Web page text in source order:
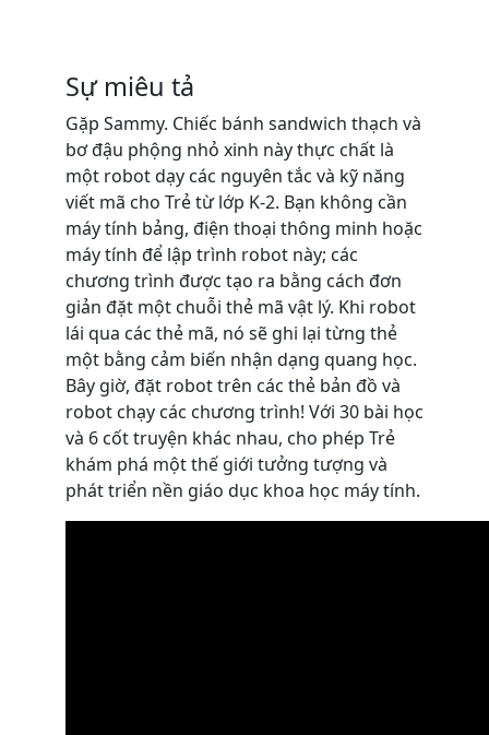
Sự miêu tả
Gặp Sammy. Chiếc bánh sandwich thạch và
bơ đậu phộng nhỏ xinh này thực chất là
một robot dạy các nguyên tắc và kỹ năng
viết mã cho Trẻ từ lớp K-2. Bạn không cần
máy tính bảng, điện thoại thông minh hoặc
máy tính để lập trình robot này; các
chương trình được tạo ra bằng cách đơn
giản đặt một chuỗi thẻ mã vật lý. Khi robot
lái qua các thẻ mã, nó sẽ ghi lại từng thẻ
một bằng cảm biến nhận dạng quang học.
Bây giờ, đặt robot trên các thẻ bản đồ và
robot chạy các chương trình! Với 30 bài học
và 6 cốt truyện khác nhau, cho phép Trẻ
khám phá một thế giới tưởng tượng và
phát triển nền giáo dục khoa học máy tính.